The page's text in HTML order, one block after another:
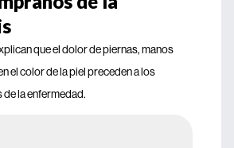
que el dolor de piernas, manos
el color de la piel preceden a los
la enfermedad.